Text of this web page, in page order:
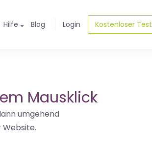
Hilfe Blog Login Kostenloser Test
Mausklick
umgehend
Website.